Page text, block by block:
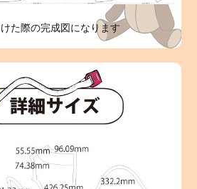
た際の完成図になります